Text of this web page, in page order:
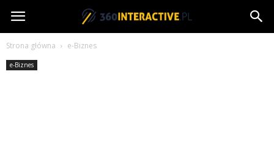
360interactive.pl
Strona główna e-Biznes
e-Biznes